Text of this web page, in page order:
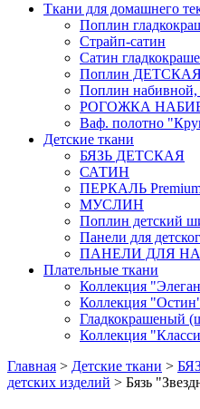
Ткани для домашнего
Поплин
Страйп-сатин
Сатин
Поплин ДЕТСКАЯ
Поплин набивной,
РОГОЖКА
Ваф. полотно
Детские ткани
БЯЗЬ ДЕТСКАЯ
САТИН
ПЕРКАЛЬ
МУСЛИН
Поплин детский
Панели для
ПАНЕЛИ ДЛЯ
Плательные ткани
Коллекция
Коллекция
Гладкокрашеный
Коллекция
Главная > Детские ткани >
детских изделий > Бязь